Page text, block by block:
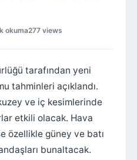
okuma277 views
tarafından yeni
tahminleri açıklandı.
ve iç kesimlerinde
etkili olacak. Hava
özellikle güney ve batı
bunaltacak.